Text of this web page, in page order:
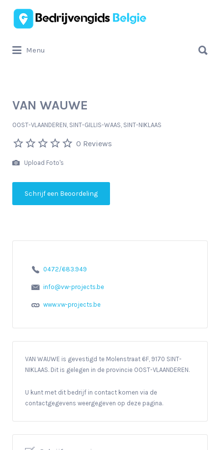
Zoek
naar:
Menu
naar:
VAN WAUWE
OOST-VLAANDEREN, SINT-GILLIS-WAAS, SINT-NIKLAAS
0 Reviews
Upload Foto's
Schrijf een Beoordeling
0472/683.949
info@vw-projects.be
www.vw-projects.be
VAN WAUWE is gevestigd te Molenstraat 6F, 9170 SINT-
NIKLAAS. Dit is gelegen in de provincie OOST-VLAANDEREN.
U kunt met dit bedrijf in contact komen via de
contactgegevens weergegeven op deze pagina.